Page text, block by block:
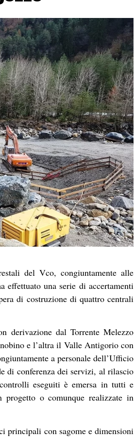
del Vco, congiuntamente alle
effettuato una serie di accertamenti
di costruzione di quattro centrali
derivazione dal Torrente Melezzo
e l’altra il Valle Antigorio con
a personale dell’Ufficio
di conferenza dei servizi, al rilascio
eseguiti è emersa in tutti e
progetto o comunque realizzate in
principali con sagome e dimensioni